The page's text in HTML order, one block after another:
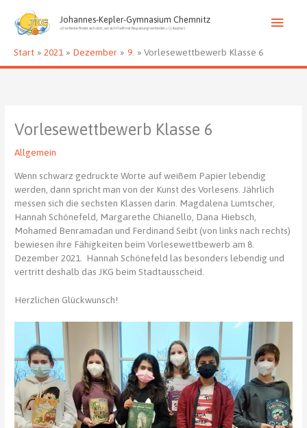
Inhalt
springen
Johannes-Kepler-Gymnasium Chemnitz
»Das Beste findet sich dort, wo sich Fleiß mit Begabung verbindet.« (J. Kepler)
Start 2021 Dezember 9. Vorlesewettbewerb Klasse 6
Vorlesewettbewerb Klasse 6
Allgemein
Wenn schwarz gedruckte Worte auf weißem Papier lebendig
werden, dann spricht man von der Kunst des Vorlesens. Jährlich
messen sich die sechsten Klassen darin. Magdalena Lumtscher,
Hannah Schönefeld, Margarethe Chianello, Dana Hiebsch,
Mohamed Benramadan und Ferdinand Seibt (von links nach rechts)
bewiesen ihre Fähigkeiten beim Vorlesewettbewerb am 8.
Dezember 2021. Hannah Schönefeld las besonders lebendig und
vertritt deshalb das JKG beim Stadtausscheid.
Herzlichen Glückwunsch!